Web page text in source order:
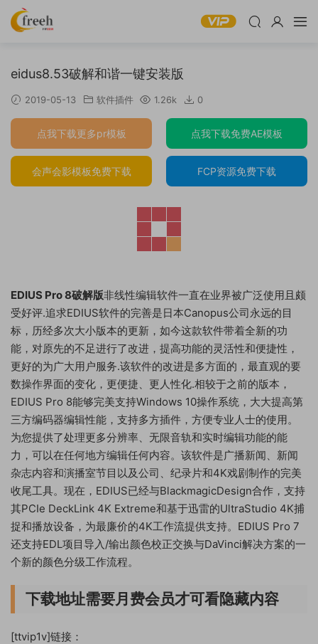
eidus8.53破解和谐一键安装版
2019-05-13 软件插件 1.26k 0
点我下载更多pr模板 点我下载免费AE模板
会声会影模板免费下载 FCP资源免费下载
EDIUS Pro 8破解版非线性编辑软件一直在业界被广泛使用且颇
受好评.追求EDIUS软件的完善是日本Canopus公司永远的目
标，历经多次大小版本的更新，如今这款软件带着全新的功
能，对原先的不足进行了改进，提高功能的灵活性和便捷性，
更好的为广大用户服务.该软件的改进是多方面的，最直观的要
数操作界面的变化，更便捷、更人性化.相较于之前的版本，
EDIUS Pro 8能够完美支持Windows 10操作系统，大大提高第
三方编码器编辑性能，支持多方插件，方便专业人士的使用。
为您提供了处理更多分辨率、无限音轨和实时编辑功能的能
力，可以在任何地方编辑任何内容。该软件是广播新闻、新闻
杂志内容和演播室节目以及公司、纪录片和4K戏剧制作的完美
收尾工具。现在，EDIUS已经与BlackmagicDesign合作，支持
其PCIe DeckLink 4K Extreme和基于迅雷的UltraStudio 4K捕
捉和播放设备，为最廉价的4K工作流提供支持。EDIUS Pro 7
还支持EDL项目导入/输出颜色校正交换与DaVinci解决方案的一
个新的颜色分级工作流程。
下载地址需要月费会员才可看隐藏内容
[ttvip1v]链接：